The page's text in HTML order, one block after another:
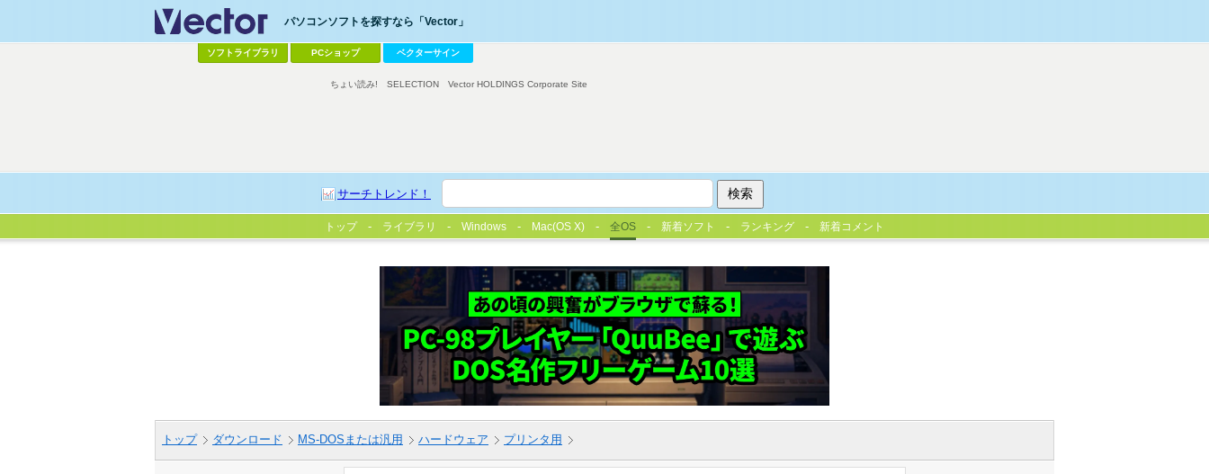
パソコンソフトを探すなら「Vector」
ソフトライブラリ PCショップ ベクターサイン
サーチトレンド！
ちょい読み! SELECTION Vector HOLDINGS Corporate Site
トップ ライブラリ Windows Mac(OS X) 全OS 新着ソフト ランキング 新着コメント
トップ ダウンロード MS-DOSまたは汎用 ハードウェア プリンタ用